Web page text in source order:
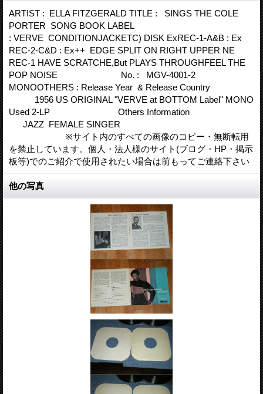
ARTIST : ELLA FITZGERALD TITLE : SINGS THE COLE
PORTER SONG BOOK LABEL
: VERVE CONDITIONJACKETC) DISK ExREC-1-A&B : Ex
REC-2-C&D : Ex++ EDGE SPLIT ON RIGHT UPPER NE
REC-1 HAVE SCRATCHE,But PLAYS THROUGHFEEL THE
POP NOISE No. : MGV-4001-2
MONOOTHERS : Release Year & Release Country
1956 US ORIGINAL "VERVE at BOTTOM Label" MONO
Used 2-LP Others Information
JAZZ FEMALE SINGER
※サイト内のすべての画像のコピー・無断転用
を禁止しています。個人・法人様のサイト(ブログ・HP・掲示
板等)でのご紹介で使用されたい場合は前もってご連絡下さい
他の写真